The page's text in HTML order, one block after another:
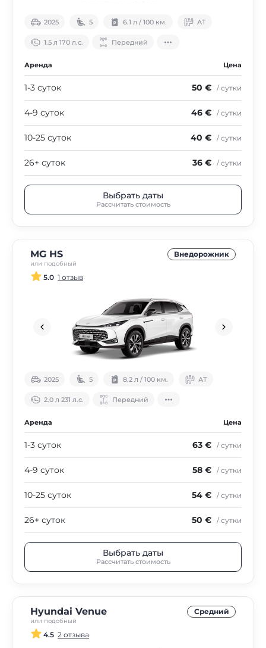
2025 5 6.1 л / 100 км. АТ
1.5 л 170 л.с. Передний
Аренда Цена
1-3 суток 50 € / сутки
4-9 суток 46 € / сутки
10-25 суток 40 € / сутки
26+ суток 36 € / сутки
Выбрать даты
Рассчитать стоимость
MG HS
или подобный
Внедорожник
5.0 1 отзыв
2025 5 8.2 л / 100 км. АТ
2.0 л 231 л.с. Передний
Аренда Цена
1-3 суток 63 € / сутки
4-9 суток 58 € / сутки
10-25 суток 54 € / сутки
26+ суток 50 € / сутки
Выбрать даты
Рассчитать стоимость
Hyundai Venue
или подобный
Средний
4.5 2 отзыва